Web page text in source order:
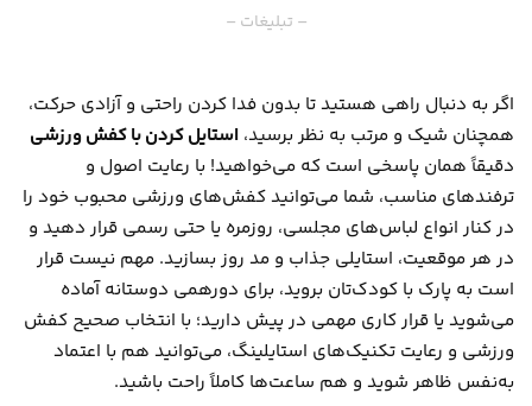
– تبلیغات –
اگر به دنبال راهی هستید تا بدون فدا کردن راحتی و آزادی حرکت،
همچنان شیک و مرتب به نظر برسید، استایل کردن با کفش ورزشی
دقیقاً همان پاسخی است که می‌خواهید! با رعایت اصول و
ترفندهای مناسب، شما می‌توانید کفش‌های ورزشی محبوب خود را
در کنار انواع لباس‌های مجلسی، روزمره یا حتی رسمی قرار دهید و
در هر موقعیت، استایلی جذاب و مد روز بسازید. مهم نیست قرار
است به پارک با کودک‌تان بروید، برای دورهمی دوستانه آماده
می‌شوید یا قرار کاری مهمی در پیش دارید؛ با انتخاب صحیح کفش
ورزشی و رعایت تکنیک‌های استایلینگ، می‌توانید هم با اعتماد
به‌نفس ظاهر شوید و هم ساعت‌ها کاملاً راحت باشید.